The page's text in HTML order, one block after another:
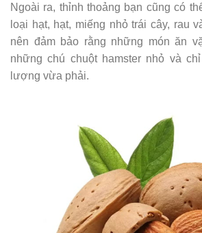
Ngoài ra, thỉnh thoảng bạn cũng có
loại hạt, hạt, miếng nhỏ trái cây, rau
nên đảm bảo rằng những món ăn
những chú chuột hamster nhỏ và
lượng vừa phải.